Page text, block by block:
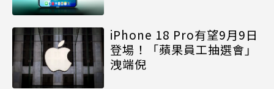
iPhone 18 Pro有望9月9日
登場！「蘋果員工抽選會」
洩端倪